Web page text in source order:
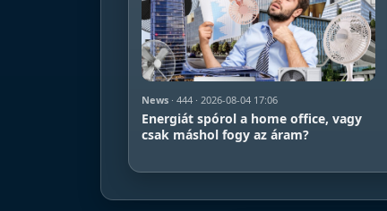
News · 444 · 2026-08-04 17:06
Energiát spórol a home office, vagy
csak máshol fogy az áram?